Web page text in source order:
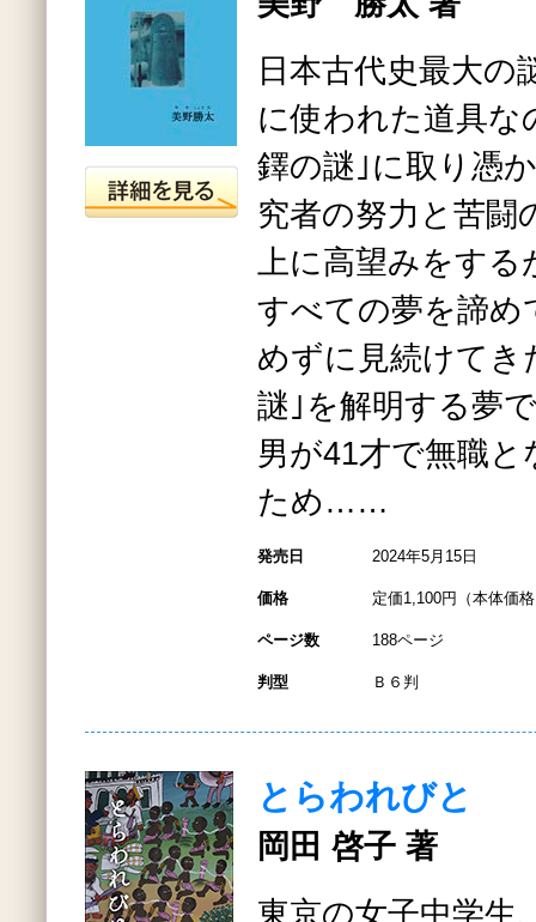
日本古代史最大の
に使われた道具な
鐸の謎｣に取り憑
究者の努力と苦闘
上に高望みをする
すべての夢を諦め
めずに見続けてき
謎｣を解明する夢
男が41才で無職
ため……
発売日 2024年5月15日
価格 定価1,100円（本体価
ページ数 188ページ
判型 Ｂ６判
とらわれびと
岡田 啓子 著
東京の女子中学生